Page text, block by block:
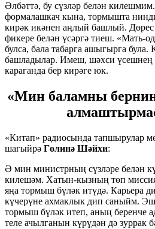
Әлбәттә, бу сүзләр белән
формалашкач кына, тормышта
кирәк икәнен аңлый башлый. Дөрес
фикере белән үсәргә тиеш. «Мать-
булса, бала табарга ашыгырга була.
башладылар. Имеш, шәхси үсешнең
караганда бер кирәге юк.
«Мин баламны
«Китап» радиосында тапшырулар
шагыйрә Гөлинә Шәйхи:
Ә мин министрның сүзләре белән
килешәм. Хатын-кызның төп
яңа тормыш бүләк итүдә. Карьера
күчерүне ахмаклык дип саныйм. Эш
тормыш бүләк итеп, аның беренче
теле ачылганын күрүдән дә зуррак